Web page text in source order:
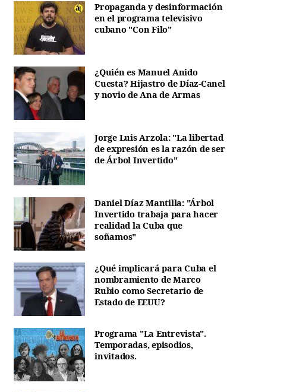
Propaganda y desinformación
en el programa televisivo
cubano "Con Filo"
¿Quién es Manuel Anido
Cuesta? Hijastro de Díaz-Canel
y novio de Ana de Armas
Jorge Luis Arzola: "La libertad
de expresión es la razón de ser
de Árbol Invertido"
Daniel Díaz Mantilla: "Árbol
Invertido trabaja para hacer
realidad la Cuba que
soñamos"
¿Qué implicará para Cuba el
nombramiento de Marco
Rubio como Secretario de
Estado de EEUU?
Programa "La Entrevista".
Temporadas, episodios,
invitados.